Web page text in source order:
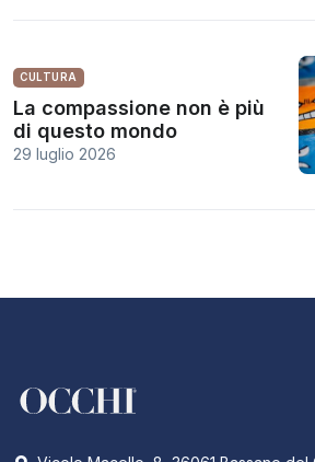
CULTURA
La compassione non è più
di questo mondo
29 luglio 2026